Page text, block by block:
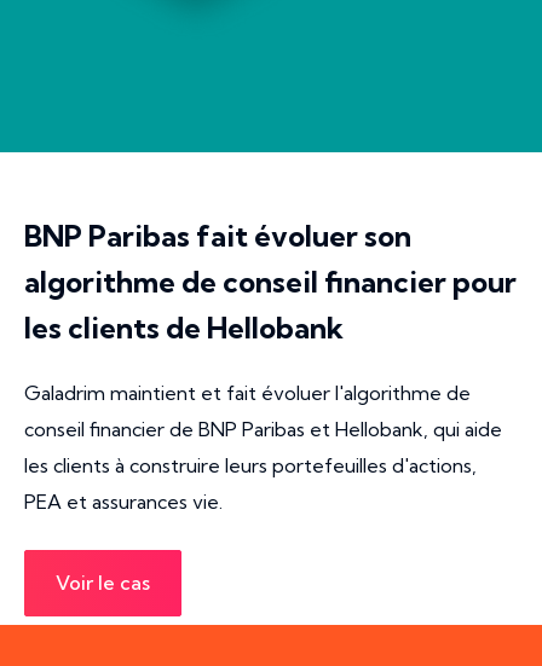
BNP Paribas fait évoluer son
algorithme de conseil financier pour
les clients de Hellobank
Galadrim maintient et fait évoluer l'algorithme de
conseil financier de BNP Paribas et Hellobank, qui aide
les clients à construire leurs portefeuilles d'actions,
PEA et assurances vie.
Voir le cas